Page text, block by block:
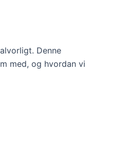
Denne
med, og hvordan vi